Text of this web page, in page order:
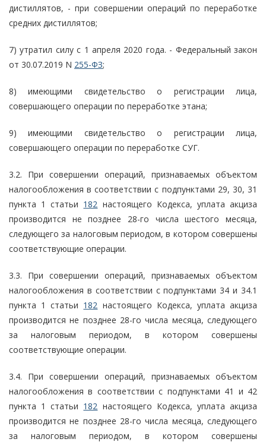
дистиллятов, - при совершении операций по переработке
средних дистиллятов;
7) утратил силу с 1 апреля 2020 года. - Федеральный закон
от 30.07.2019 N 255-ФЗ;
8) имеющими свидетельство о регистрации лица,
совершающего операции по переработке этана;
9) имеющими свидетельство о регистрации лица,
совершающего операции по переработке СУГ.
3.2. При совершении операций, признаваемых объектом
налогообложения в соответствии с подпунктами 29, 30, 31
пункта 1 статьи 182 настоящего Кодекса, уплата акциза
производится не позднее 28-го числа шестого месяца,
следующего за налоговым периодом, в котором совершены
соответствующие операции.
3.3. При совершении операций, признаваемых объектом
налогообложения в соответствии с подпунктами 34 и 34.1
пункта 1 статьи 182 настоящего Кодекса, уплата акциза
производится не позднее 28-го числа месяца, следующего
за налоговым периодом, в котором совершены
соответствующие операции.
3.4. При совершении операций, признаваемых объектом
налогообложения в соответствии с подпунктами 41 и 42
пункта 1 статьи 182 настоящего Кодекса, уплата акциза
производится не позднее 28-го числа месяца, следующего
за налоговым периодом, в котором совершены